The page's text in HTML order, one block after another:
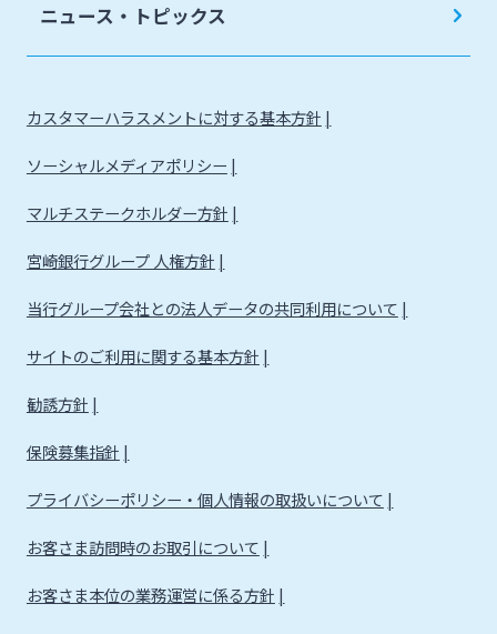
ニュース・トピックス
カスタマーハラスメントに対する基本方針
ソーシャルメディアポリシー
マルチステークホルダー方針
宮崎銀行グループ 人権方針
当行グループ会社との法人データの共同利用について
サイトのご利用に関する基本方針
勧誘方針
保険募集指針
プライバシーポリシー・個人情報の取扱いについて
お客さま訪問時のお取引について
お客さま本位の業務運営に係る方針